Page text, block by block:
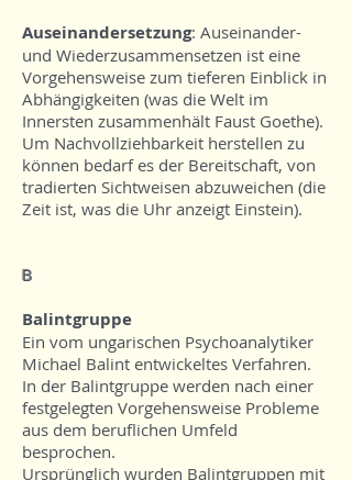
Auseinandersetzung: Auseinander-
und Wiederzusammensetzen ist eine
Vorgehensweise zum tieferen Einblick in
Abhängigkeiten (was die Welt im
Innersten zusammenhält Faust Goethe).
Um Nachvollziehbarkeit herstellen zu
können bedarf es der Bereitschaft, von
tradierten Sichtweisen abzuweichen (die
Zeit ist, was die Uhr anzeigt Einstein).​​​​
B
Balintgruppe
Ein vom ungarischen Psychoanalytiker
Michael Balint entwickeltes Verfahren.
In der Balintgruppe werden nach einer
festgelegten Vorgehensweise Probleme
aus dem beruflichen Umfeld
besprochen.
Ursprünglich wurden Balintgruppen mit